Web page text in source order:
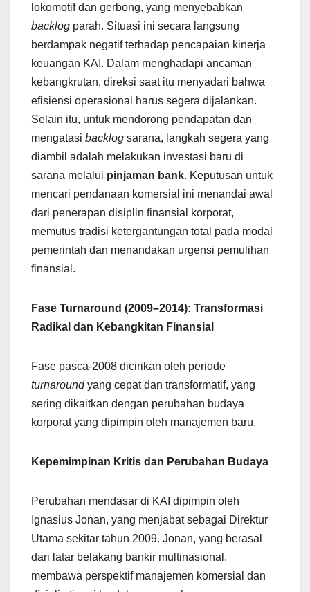
lokomotif dan gerbong, yang menyebabkan
backlog parah. Situasi ini secara langsung
berdampak negatif terhadap pencapaian kinerja
keuangan KAI. Dalam menghadapi ancaman
kebangkrutan, direksi saat itu menyadari bahwa
efisiensi operasional harus segera dijalankan.
Selain itu, untuk mendorong pendapatan dan
mengatasi backlog sarana, langkah segera yang
diambil adalah melakukan investasi baru di
sarana melalui pinjaman bank. Keputusan untuk
mencari pendanaan komersial ini menandai awal
dari penerapan disiplin finansial korporat,
memutus tradisi ketergantungan total pada modal
pemerintah dan menandakan urgensi pemulihan
finansial.
Fase Turnaround (2009–2014): Transformasi
Radikal dan Kebangkitan Finansial
Fase pasca-2008 dicirikan oleh periode
turnaroundyang cepat dan transformatif, yang
sering dikaitkan dengan perubahan budaya
korporat yang dipimpin oleh manajemen baru.
Kepemimpinan Kritis dan Perubahan Budaya
Perubahan mendasar di KAI dipimpin oleh
Ignasius Jonan, yang menjabat sebagai Direktur
Utama sekitar tahun 2009. Jonan, yang berasal
dari latar belakang bankir multinasional,
membawa perspektif manajemen komersial dan